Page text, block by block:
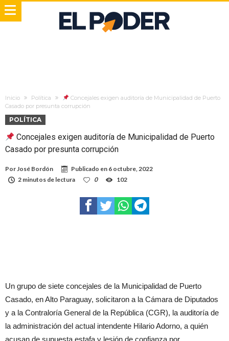
Inicio Política
Concejales exigen auditoría de Municipalidad de Puerto
Casado por presunta corrupción
POLÍTICA
Concejales exigen auditoría de Municipalidad de Puerto
Casado por presunta corrupción
PorJosé Bordón Publicado en 6 octubre, 2022
2 minutos de lectura
0 102
Un grupo de siete concejales de la Municipalidad de Puerto
Casado, en Alto Paraguay, solicitaron a la Cámara de Diputados
y a la Contraloría General de la República (CGR), la auditoría de
la administración del actual intendente Hilario Adorno, a quién
acusan de supuesta estafa y lesión de confianza por